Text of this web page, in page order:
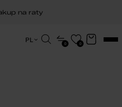
na raty
gwarancja na ramę
PL
Wyszukiwarka
produktów
0 0